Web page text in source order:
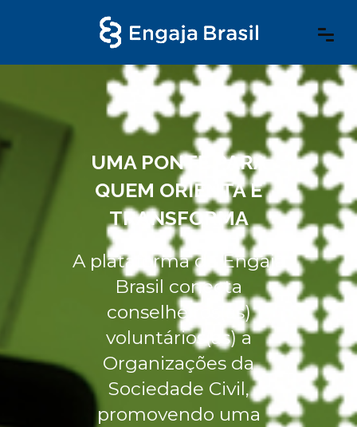
UMA PONTE PARA
QUEM ORIENTA E
TRANSFORMA
A plataforma da Engaja
Brasil conecta
conselheiros(as)
voluntários(as) a
Organizações da
Sociedade Civil,
promovendo uma